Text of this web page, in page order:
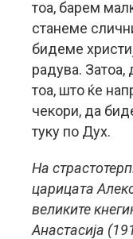
тоа, барем
станеме
бидеме
радува. Затоа,
тоа, што ќе
чекори, да
туку по Дух.
На
царицата
великите
Анастасија